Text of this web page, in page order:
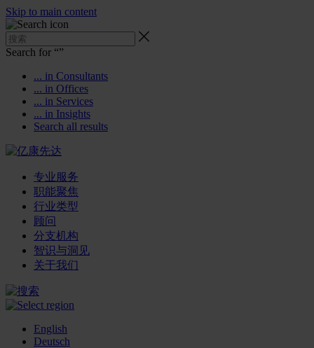
Skip to main content
Search for “”
... in Consultants
... in Offices
... in Services
... in Insights
Search all results
专业服务
职能聚焦
行业类型
顾问
分支机构
智识与洞见
关于我们
English
Deutsch